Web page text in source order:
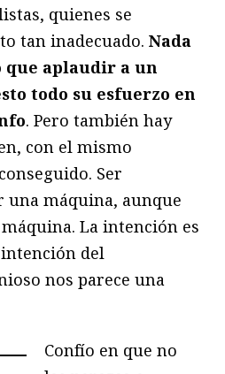
quienes se
tan inadecuado. Nada
que aplaudir a un
todo su esfuerzo en
. Pero también hay
con el mismo
Ser
una máquina, aunque
La intención es
del
nos parece una
Confío en que no